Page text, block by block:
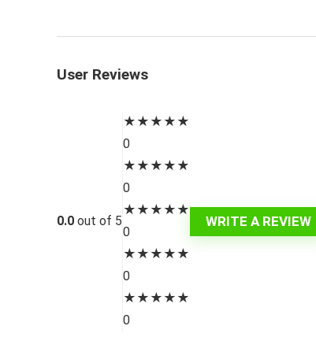
User Reviews
0.0 out of 5
★ ★ ★ ★ ★
0
★ ★ ★ ★ ★
0
★ ★ ★ ★ ★
0
★ ★ ★ ★ ★
0
★ ★ ★ ★ ★
0
WRITE A REVIEW